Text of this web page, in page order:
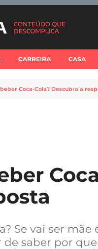
CARREIRA CASA
Coca-Cola? Descubra a
Se vai ser mãe
saber por